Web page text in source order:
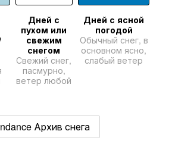
Дней с
пухом или
свежим
снегом
Свежий снег,
пасмурно,
ветер любой
Дней с ясной
погодой
Обычный снег, в
основном ясно,
слабый ветер
Архив снега